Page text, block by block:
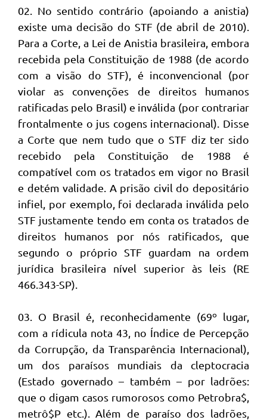
02. No sentido contrário (apoiando a anistia)
existe uma decisão do STF (de abril de 2010).
Para a Corte, a Lei de Anistia brasileira, embora
recebida pela Constituição de 1988 (de acordo
com a visão do STF), é inconvencional (por
violar as convenções de direitos humanos
ratificadas pelo Brasil) e inválida (por contrariar
frontalmente o jus cogens internacional). Disse
a Corte que nem tudo que o STF diz ter sido
recebido pela Constituição de 1988 é
compatível com os tratados em vigor no Brasil
e detém validade. A prisão civil do depositário
infiel, por exemplo, foi declarada inválida pelo
STF justamente tendo em conta os tratados de
direitos humanos por nós ratificados, que
segundo o próprio STF guardam na ordem
jurídica brasileira nível superior às leis (RE
466.343-SP).
03. O Brasil é, reconhecidamente (69º lugar,
com a rídicula nota 43, no Índice de Percepção
da Corrupção, da Transparência Internacional),
um dos paraísos mundiais da cleptocracia
(Estado governado – também – por ladrões:
que o digam casos rumorosos como Petrobra$,
metrô$P etc.). Além de paraíso dos ladrões,